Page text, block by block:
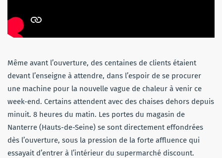
Même avant l’ouverture, des centaines de clients étaient
devant l’enseigne à attendre, dans l’espoir de se procurer
une machine pour la nouvelle vague de chaleur à venir ce
week-end. Certains attendent avec des chaises dehors depuis
minuit. 8 heures du matin. Les portes du magasin de
Nanterre (Hauts-de-Seine) se sont directement effondrées
dès l’ouverture, sous la pression de la forte affluence qui
essayait d’entrer à l’intérieur du supermarché discount.